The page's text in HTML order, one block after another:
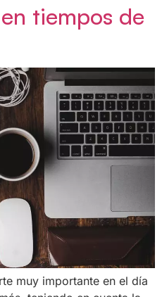
tiempos de
muy importante en el día